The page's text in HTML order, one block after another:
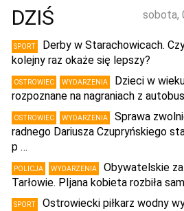
sobota,
DZIŚ
SPORT
Derby w Starachowicach.
kolejny raz okaże się lepszy?
OSTROWIEC WYDARZENIA
Dzieci w
rozpoznane na nagraniach z
OSTROWIEC WYDARZENIA
Sprawa
radnego Dariusza Czupryńskiego
p …
POLICJA WYDARZENIA
Obywatelskie
Tarłowie. PIjana kobieta rozbiła
SPORT
Ostrowiecki piłkarz wodny